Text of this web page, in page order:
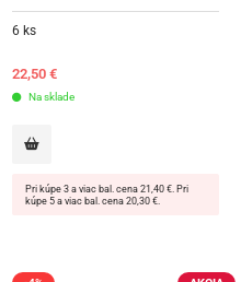
6 ks
22,50 €
Na sklade
Pri kúpe 3 a viac bal. cena 21,40 €. Pri
kúpe 5 a viac bal. cena 20,30 €.